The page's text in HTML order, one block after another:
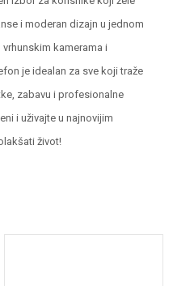
i moderan dizajn u jednom
kamerama i
je idealan za sve koji traže
zabavu i profesionalne
i uživajte u najnovijim
život!